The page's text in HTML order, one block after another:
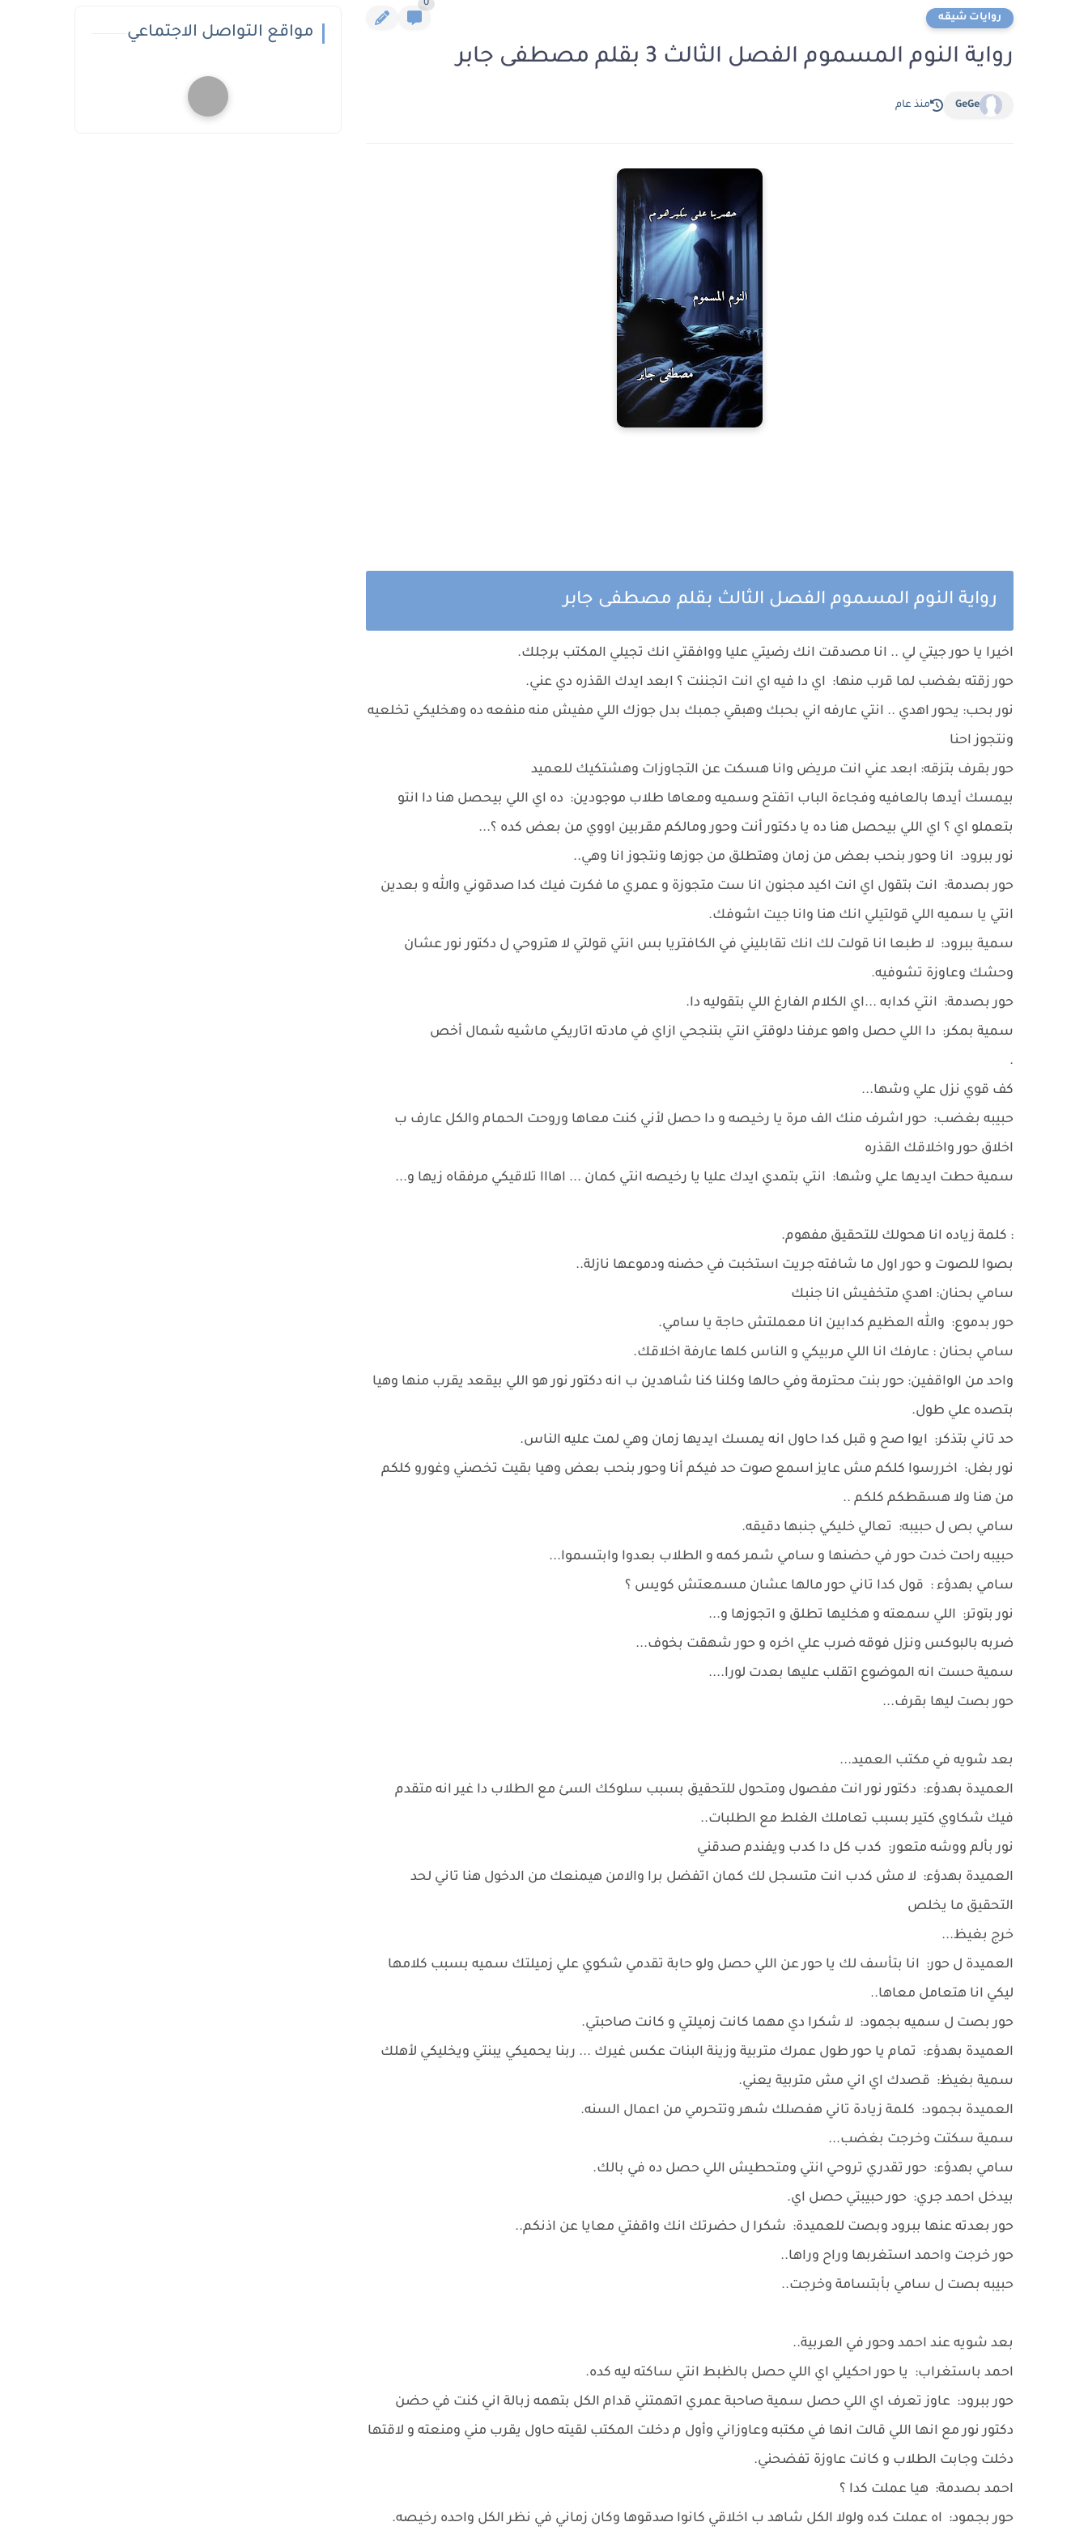
روايات شيقه
0
رواية النوم المسموم الفصل الثالث 3 بقلم مصطفى جابر
GeGe منذ عام
رواية النوم المسموم الفصل الثالث بقلم مصطفى جابر
اخيرا يا حور جيتي لي .. انا مصدقت انك رضيتي عليا ووافقتي انك تجيلي المكتب برجلك.
حور زقته بغضب لما قرب منها: اي دا فيه اي انت اتجننت ؟ ابعد ايدك القذره دي عني.
نور بحب: يحور اهدي .. انتي عارفه اني بحبك وهبقي جمبك بدل جوزك اللي مفيش منه منفعه ده وهخليكي تخلعيه
ونتجوز احنا
حور بقرف بتزقه: ابعد عني انت مريض وانا هسكت عن التجاوزات وهشتكيك للعميد
بيمسك أيدها بالعافيه وفجاءة الباب اتفتح وسميه ومعاها طلاب موجودين: ده اي اللي بيحصل هنا دا انتو
بتعملو اي ؟ اي اللي بيحصل هنا ده يا دكتور أنت وحور ومالكم مقربين اووي من بعض كده ؟...
نور ببرود: انا وحور بنحب بعض من زمان وهتطلق من جوزها ونتجوز انا وهي..
حور بصدمة: انت بتقول اي انت اكيد مجنون انا ست متجوزة و عمري ما فكرت فيك كدا صدقوني والله و بعدين
انتي يا سميه اللي قولتيلي انك هنا وانا جيت اشوفك.
سمية ببرود: لا طبعا انا قولت لك انك تقابليني في الكافتريا بس انتي قولتي لا هتروحي ل دكتور نور عشان
وحشك وعاوزة تشوفيه.
حور بصدمة: انتي كدابه ...اي الكلام الفارغ اللي بتقوليه دا.
سمية بمكر: دا اللي حصل واهو عرفنا دلوقتي انتي بتنجحي ازاي في مادته اتاريكي ماشيه شمال أخص
.
كف قوي نزل علي وشها...
حبيبه بغضب: حور اشرف منك الف مرة يا رخيصه و دا حصل لأني كنت معاها وروحت الحمام والكل عارف ب
اخلاق حور واخلاقك القذره
سمية حطت ايديها علي وشها: انتي بتمدي ايدك عليا يا رخيصه انتي كمان ... اهااا تلاقيكي مرفقاه زيها و...
: كلمة زياده انا هحولك للتحقيق مفهوم.
بصوا للصوت و حور اول ما شافته جريت استخبت في حضنه ودموعها نازلة..
سامي بحنان: اهدي متخفيش انا جنبك
حور بدموع: والله العظيم كدابين انا معملتش حاجة يا سامي.
سامي بحنان : عارفك انا اللي مربيكي و الناس كلها عارفة اخلاقك.
واحد من الواقفين: حور بنت محترمة وفي حالها وكلنا كنا شاهدين ب انه دكتور نور هو اللي بيقعد يقرب منها وهيا
بتصده علي طول.
حد تاني بتذكر: ايوا صح و قبل كدا حاول انه يمسك ايديها زمان وهي لمت عليه الناس.
نور بغل: اخررسوا كلكم مش عايز اسمع صوت حد فيكم أنا وحور بنحب بعض وهيا بقيت تخصني وغورو كلكم
من هنا ولا هسقطكم كلكم ..
سامي بص ل حبيبه: تعالي خليكي جنبها دقيقه.
حبيبه راحت خدت حور في حضنها و سامي شمر كمه و الطلاب بعدوا وابتسموا...
سامي بهدؤء : قول كدا تاني حور مالها عشان مسمعتش كويس ؟
نور بتوتر: اللي سمعته و هخليها تطلق و اتجوزها و...
ضربه بالبوكس ونزل فوقه ضرب علي اخره و حور شهقت بخوف...
سمية حست انه الموضوع اتقلب عليها بعدت لورا....
حور بصت ليها بقرف...
بعد شويه في مكتب العميد...
العميدة بهدؤء: دكتور نور انت مفصول ومتحول للتحقيق بسبب سلوكك السئ مع الطلاب دا غير انه متقدم
فيك شكاوي كتير بسبب تعاملك الغلط مع الطلبات..
نور بألم ووشه متعور: كدب كل دا كدب ويفندم صدقني
العميدة بهدؤء: لا مش كدب انت متسجل لك كمان اتفضل برا والامن هيمنعك من الدخول هنا تاني لحد
التحقيق ما يخلص
خرج بغيظ...
العميدة ل حور: انا بتأسف لك يا حور عن اللي حصل ولو حابة تقدمي شكوي علي زميلتك سميه بسبب كلامها
ليكي انا هتعامل معاها..
حور بصت ل سميه بجمود: لا شكرا دي مهما كانت زميلتي و كانت صاحبتي.
العميدة بهدؤء: تمام يا حور طول عمرك متربية وزينة البنات عكس غيرك ... ربنا يحميكي يبنتي ويخليكي لأهلك
سمية بغيظ: قصدك اي اني مش متربية يعني.
العميدة بجمود: كلمة زيادة تاني هفصلك شهر وتتحرمي من اعمال السنه.
سمية سكتت وخرجت بغضب...
سامي بهدؤء: حور تقدري تروحي انتي ومتحطيش اللي حصل ده في بالك.
بيدخل احمد جري: حور حبيبتي حصل اي.
حور بعدته عنها ببرود وبصت للعميدة: شكرا ل حضرتك انك واقفتي معايا عن اذنكم..
حور خرجت واحمد استغربها وراح وراها..
حبيبه بصت ل سامي بأبتسامة وخرجت..
بعد شويه عند احمد وحور في العربية..
احمد باستغراب: يا حور احكيلي اي اللي حصل بالظبط انتي ساكته ليه كده.
حور ببرود: عاوز تعرف اي اللي حصل سمية صاحبة عمري اتهمتني قدام الكل بتهمه زبالة اني كنت في حضن
دكتور نور مع انها اللي قالت انها في مكتبه وعاوزاني وأول م دخلت المكتب لقيته حاول يقرب مني ومنعته و لاقتها
دخلت وجابت الطلاب و كانت عاوزة تفضحني.
احمد بصدمة: هيا عملت كدا ؟
حور بجمود: اه عملت كده ولولا الكل شاهد ب اخلاقي كانوا صدقوها وكان زماني في نظر الكل واحده رخيصه.
مواقع التواصل الاجتماعي